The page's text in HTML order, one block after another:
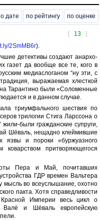
дате по рейтингу по оценке
[ 13 ]
2SmMB6r).
детективы создают анархо-
газет да вообще все те, кого в
медиаслоганом “ну эти, с
выражаемая хлесткой
Тарантино были «Соломенные
и в данном случае.
триумфального шествия по
трилогии Стига Ларссона о
были гражданские супруги,
Шёваль, нещадно клеймившие
язвы и пороки «буржуазного
коварством притворяющегося
Пера и Май, почитавших
ГДР времен Вальтера
мысль во всеуслышание, охотно
пакта. Хотя справедливости
Империи весь цикл о
Валё и Шёваль европейскую